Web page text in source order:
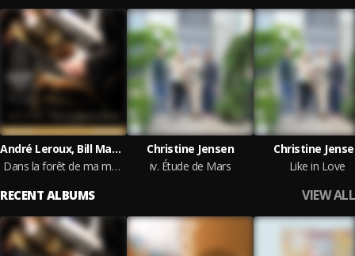
André Leroux, Bill Mahar, Frank Lozano, Jean-Nicolas Trottier, Jean-Pierre Zanella, Ingrid Jensen, Christine Jensen, Orchestre national de jazz de Montréal
Dans la forêt de ma mémoire: No. 1, Introduction (Live)
Christine Jensen
iv. Étude de Mars
Christine
Like in Love
RECENT ALBUMS VIEW ALL